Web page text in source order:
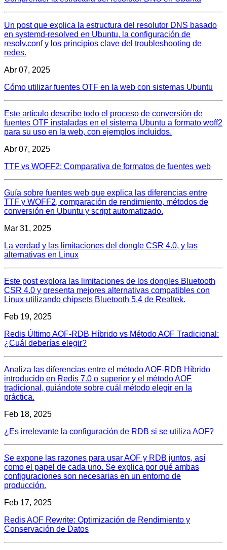
Un post que explica la estructura del resolutor DNS basado
en systemd-resolved en Ubuntu, la configuración de
resolv.conf y los principios clave del troubleshooting de
redes.
Abr 07, 2025
Cómo utilizar fuentes OTF en la web con sistemas Ubuntu
Este artículo describe todo el proceso de conversión de
fuentes OTF instaladas en el sistema Ubuntu a formato woff2
para su uso en la web, con ejemplos incluidos.
Abr 07, 2025
TTF vs WOFF2: Comparativa de formatos de fuentes web
Guía sobre fuentes web que explica las diferencias entre
TTF y WOFF2, comparación de rendimiento, métodos de
conversión en Ubuntu y script automatizado.
Mar 31, 2025
La verdad y las limitaciones del dongle CSR 4.0, y las
alternativas en Linux
Este post explora las limitaciones de los dongles Bluetooth
CSR 4.0 y presenta mejores alternativas compatibles con
Linux utilizando chipsets Bluetooth 5.4 de Realtek.
Feb 19, 2025
Redis Último AOF-RDB Híbrido vs Método AOF Tradicional:
¿Cuál deberías elegir?
Analiza las diferencias entre el método AOF-RDB Híbrido
introducido en Redis 7.0 o superior y el método AOF
tradicional, guiándote sobre cuál método elegir en la
práctica.
Feb 18, 2025
¿Es irrelevante la configuración de RDB si se utiliza AOF?
Se expone las razones para usar AOF y RDB juntos, así
como el papel de cada uno. Se explica por qué ambas
configuraciones son necesarias en un entorno de
producción.
Feb 17, 2025
Redis AOF Rewrite: Optimización de Rendimiento y
Conservación de Datos